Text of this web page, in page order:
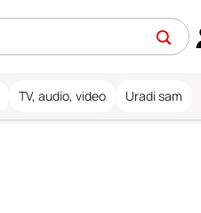
TV, audio, video Uradi sam